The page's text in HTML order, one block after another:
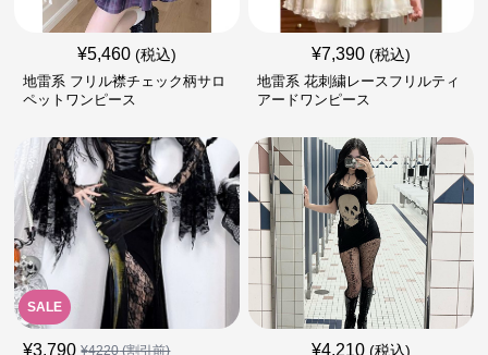
¥5,460 (税込)
地雷系 フリル襟チェック柄サロ
ペットワンピース
¥7,390 (税込)
地雷系 花刺繍レースフリルティ
アードワンピース
SALE
¥3,790 ¥4220(割引前) ¥4,210 (税込)